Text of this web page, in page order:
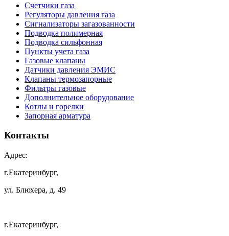
Счетчики газа
Регуляторы давления газа
Сигнализаторы загазованности
Подводка полимерная
Подводка сильфонная
Пункты учета газа
Газовые клапаны
Датчики давления ЭМИС
Клапаны термозапорные
Фильтры газовые
Дополнительное оборудование
Котлы и горелки
Запорная арматура
Контакты
Адрес:
г.Екатеринбург,
ул. Блюхера, д. 49
г.Екатеринбург,